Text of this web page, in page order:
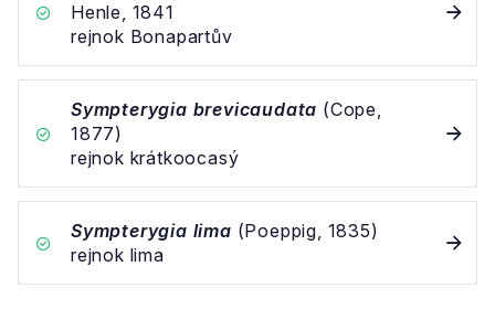
Henle, 1841
rejnok Bonapartův
Sympterygia brevicaudata (Cope,
1877)
rejnok krátkoocasý
Sympterygia lima (Poeppig, 1835)
rejnok lima